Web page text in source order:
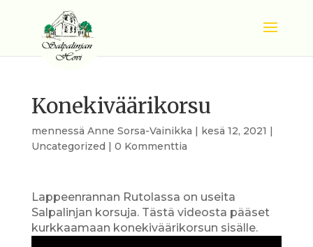
Konekiväärikorsu
mennessä Anne Sorsa-Vainikka | kesä 12, 2021 |
Uncategorized | 0 Kommenttia
Lappeenrannan Rutolassa on useita
Salpalinjan korsuja. Tästä videosta pääset
kurkkaamaan konekiväärikorsun sisälle.